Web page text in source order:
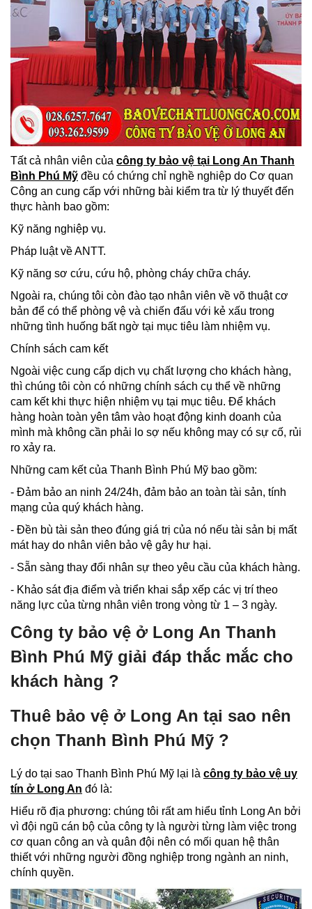
Tất cả nhân viên của công ty bảo vệ tại Long An Thanh
Bình Phú Mỹ đều có chứng chỉ nghề nghiệp do Cơ quan
Công an cung cấp với những bài kiểm tra từ lý thuyết đến
thực hành bao gồm:
Kỹ năng nghiệp vụ.
Pháp luật về ANTT.
Kỹ năng sơ cứu, cứu hộ, phòng cháy chữa cháy.
Ngoài ra, chúng tôi còn đào tạo nhân viên về võ thuật cơ
bản để có thể phòng vệ và chiến đấu với kẻ xấu trong
những tình huống bất ngờ tại mục tiêu làm nhiệm vụ.
Chính sách cam kết
Ngoài việc cung cấp dịch vụ chất lượng cho khách hàng,
thì chúng tôi còn có những chính sách cụ thể về những
cam kết khi thực hiện nhiệm vụ tại mục tiêu. Để khách
hàng hoàn toàn yên tâm vào hoạt động kinh doanh của
mình mà không cần phải lo sợ nếu không may có sự cố, rủi
ro xảy ra.
Những cam kết của Thanh Bình Phú Mỹ bao gồm:
- Đảm bảo an ninh 24/24h, đảm bảo an toàn tài sản, tính
mạng của quý khách hàng.
- Đền bù tài sản theo đúng giá trị của nó nếu tài sản bị mất
mát hay do nhân viên bảo vệ gây hư hại.
- Sẵn sàng thay đổi nhân sự theo yêu cầu của khách hàng.
- Khảo sát địa điểm và triển khai sắp xếp các vị trí theo
năng lực của từng nhân viên trong vòng từ 1 – 3 ngày.
Công ty bảo vệ ở Long An Thanh
Bình Phú Mỹ giải đáp thắc mắc cho
khách hàng ?
Thuê bảo vệ ở Long An tại sao nên
chọn Thanh Bình Phú Mỹ ?
Lý do tại sao Thanh Bình Phú Mỹ lại là công ty bảo vệ uy
tín ở Long An đó là:
Hiểu rõ địa phương: chúng tôi rất am hiểu tỉnh Long An bởi
vì đội ngũ cán bộ của công ty là người từng làm việc trong
cơ quan công an và quân đội nên có mối quan hệ thân
thiết với những người đồng nghiệp trong ngành an ninh,
chính quyền.